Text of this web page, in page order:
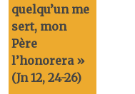
quelqu’un me
sert, mon
Père
l’honorera »
(Jn 12, 24-26)